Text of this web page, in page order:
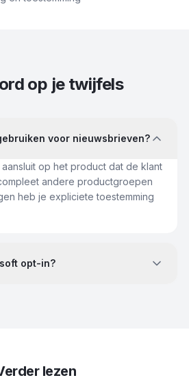
op je twijfels
voor nieuwsbrieven?
op het product dat de klant
andere productgroepen
heb je expliciete toestemming
opt-in?
lezen